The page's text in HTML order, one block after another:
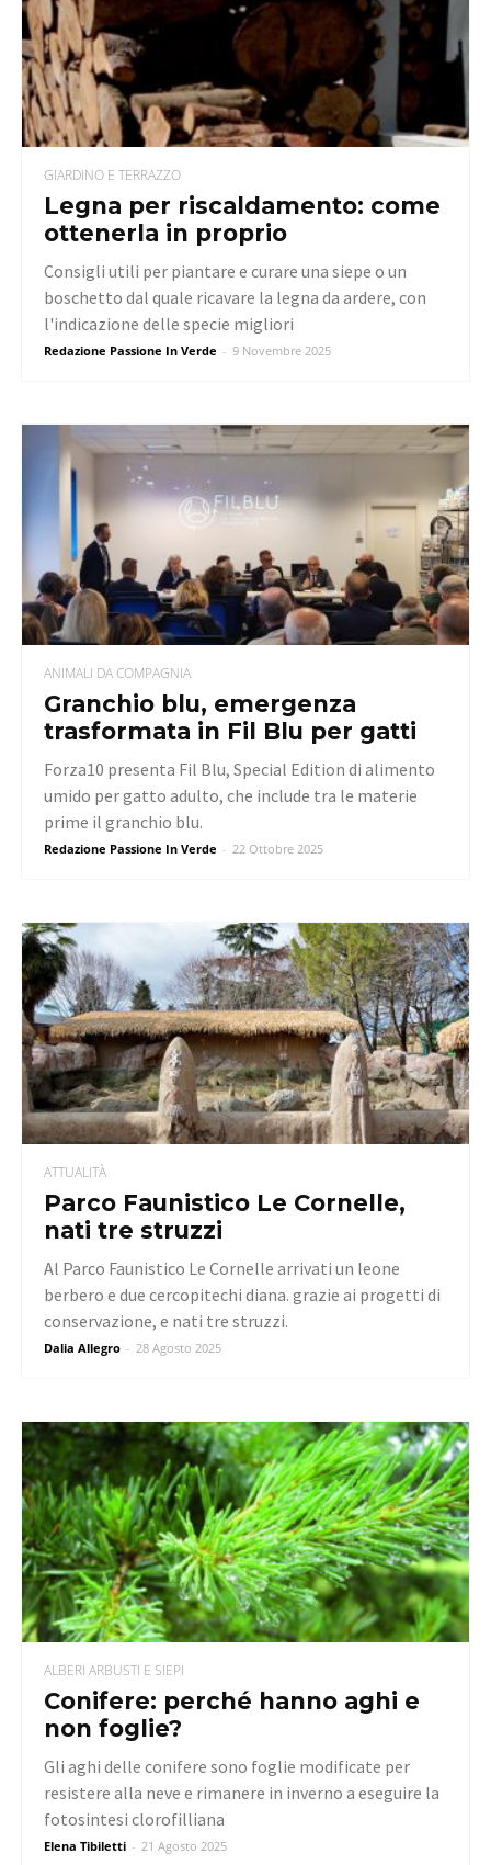
GIARDINO E TERRAZZO
Legna per riscaldamento: come
ottenerla in proprio
Redazione Passione In Verde - 9 Novembre 2025
Consigli utili per piantare e curare una siepe o un
boschetto dal quale ricavare la legna da ardere, con
l'indicazione delle specie migliori
ANIMALI DA COMPAGNIA
Granchio blu, emergenza
trasformata in Fil Blu per gatti
Redazione Passione In Verde - 22 Ottobre 2025
Forza10 presenta Fil Blu, Special Edition di alimento
umido per gatto adulto, che include tra le materie
prime il granchio blu.
ATTUALITÀ
Parco Faunistico Le Cornelle,
nati tre struzzi
Dalia Allegro - 28 Agosto 2025
Al Parco Faunistico Le Cornelle arrivati un leone
berbero e due cercopitechi diana. grazie ai progetti di
conservazione, e nati tre struzzi.
ALBERI ARBUSTI E SIEPI
Conifere: perché hanno aghi e
non foglie?
Elena Tibiletti - 21 Agosto 2025
Gli aghi delle conifere sono foglie modificate per
resistere alla neve e rimanere in inverno a eseguire la
fotosintesi clorofilliana